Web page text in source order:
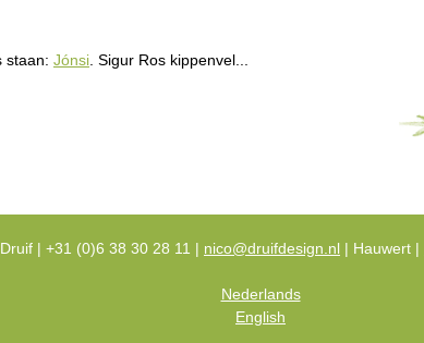
staan: Jónsi . Sigur Ros kippenvel...
| +31 (0)6 38 30 28 11 | nico@druifdesign.nl | Hauwert |
Nederlands
English